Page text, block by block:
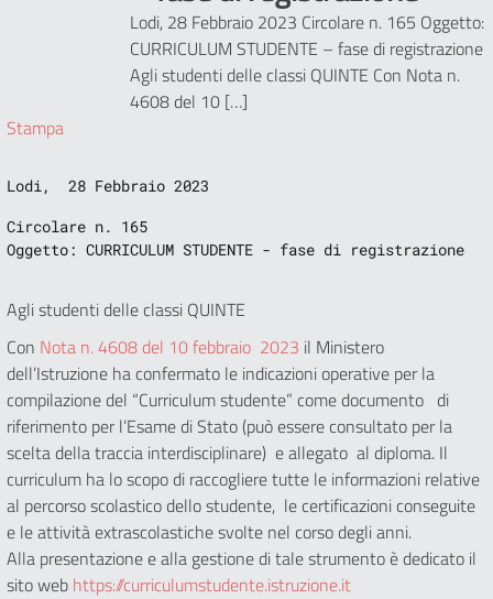
Lodi, 28 Febbraio 2023 Circolare n. 165 Oggetto:
CURRICULUM STUDENTE – fase di registrazione
Agli studenti delle classi QUINTE Con Nota n.
4608 del 10 […]
Stampa
Lodi,  28 Febbraio 2023
Oggetto: CURRICULUM STUDENTE - fase di registrazione
Agli studenti delle classi QUINTE
Con Nota n. 4608 del 10 febbraio 2023 il Ministero
dell’Istruzione ha confermato le indicazioni operative per la
compilazione del “Curriculum studente” come documento di
riferimento per l’Esame di Stato (può essere consultato per la
scelta della traccia interdisciplinare) e allegato al diploma. Il
curriculum ha lo scopo di raccogliere tutte le informazioni relative
al percorso scolastico dello studente, le certificazioni conseguite
e le attività extrascolastiche svolte nel corso degli anni.
Alla presentazione e alla gestione di tale strumento è dedicato il
sito web https://curriculumstudente.istruzione.it